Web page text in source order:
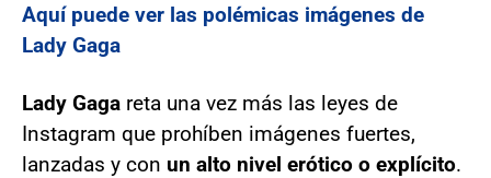
Aquí puede ver las polémicas imágenes de
Lady Gaga
Lady Gaga reta una vez más las leyes de
Instagram que prohíben imágenes fuertes,
lanzadas y con un alto nivel erótico o explícito.